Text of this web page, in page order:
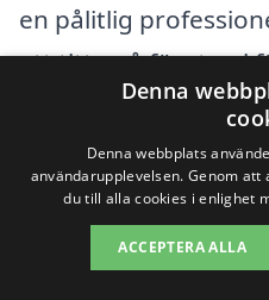
en pålitlig
att titta på företag i
omkringliggande
Ekerö
Järfälla
Denna
Denna webbplats
användarupplevelsen. Genom
du till alla cookies i enlighet
ACCEPTERA ALLA